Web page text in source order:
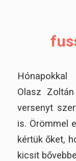
Olasz
versenyt
is. Örömmel
kértük őket,
kicsit